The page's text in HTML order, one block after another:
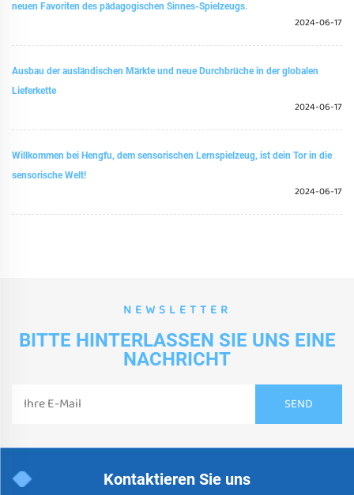
neuen Favoriten des pädagogischen Sinnes-Spielzeugs.
2024-06-17
Ausbau der ausländischen Märkte und neue Durchbrüche in der globalen
Lieferkette
2024-06-17
Willkommen bei Hengfu, dem sensorischen Lernspielzeug, ist dein Tor in die
sensorische Welt!
2024-06-17
NEWSLETTER
BITTE HINTERLASSEN SIE UNS EINE
NACHRICHT
Kontaktieren Sie uns